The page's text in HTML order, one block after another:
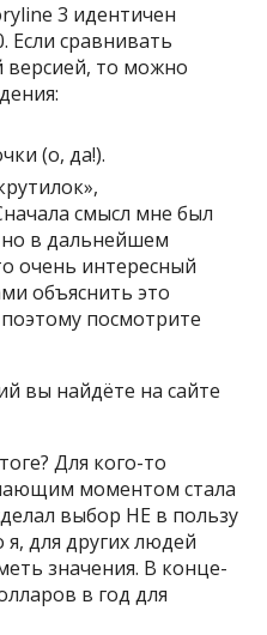
3 идентичен
Если сравнивать
то можно
(о, да!).
смысл мне был
в дальнейшем
очень интересный
объяснить это
посмотрите
вы найдёте на сайте
Для кого-то
моментом стала
выбор НЕ в пользу
для других людей
значения. В конце-
в год для